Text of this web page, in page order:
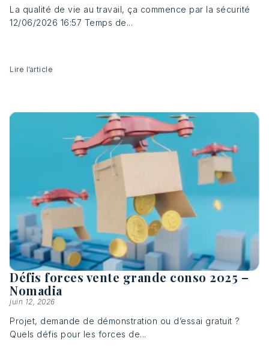
La qualité de vie au travail, ça commence par la sécurité
12/06/2026 16:57 Temps de...
Lire l’article
Défis forces vente grande conso 2025 –
Nomadia
juin 12, 2026
Projet, demande de démonstration ou d’essai gratuit ?
Quels défis pour les forces de...